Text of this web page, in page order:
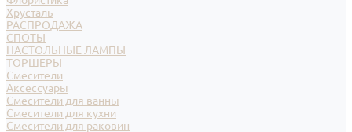
Хрусталь
РАСПРОДАЖА
СПОТЫ
НАСТОЛЬНЫЕ ЛАМПЫ
ТОРШЕРЫ
Смесители
Аксессуары
Смесители для ванны
Смесители для кухни
Смесители для раковин